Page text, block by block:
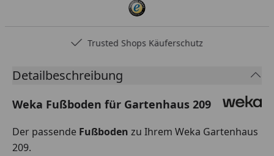
Trusted Shops Käuferschutz
Detailbeschreibung
Weka Fußboden für Gartenhaus 209
Der passende Fußboden zu Ihrem Weka Gartenhaus
209.